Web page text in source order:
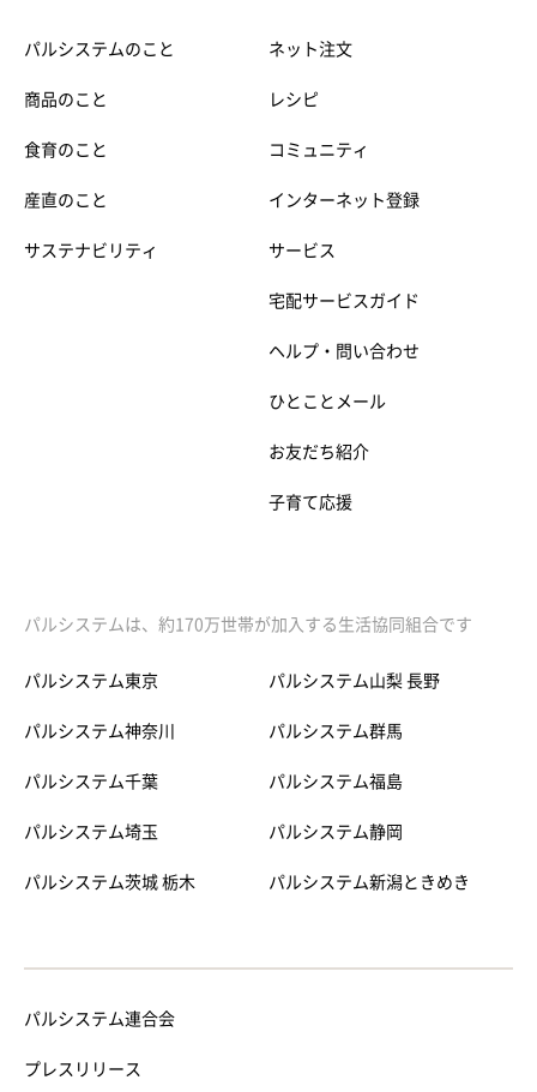
パルシステムのこと
商品のこと
食育のこと
産直のこと
サステナビリティ
ネット注文
レシピ
コミュニティ
インターネット登録
サービス
宅配サービスガイド
ヘルプ・問い合わせ
ひとことメール
お友だち紹介
子育て応援
パルシステムは、約170万世帯が加入する生活協同組合です
パルシステム東京
パルシステム神奈川
パルシステム千葉
パルシステム埼玉
パルシステム茨城 栃木
パルシステム山梨 長野
パルシステム群馬
パルシステム福島
パルシステム静岡
パルシステム新潟ときめき
パルシステム連合会
プレスリリース